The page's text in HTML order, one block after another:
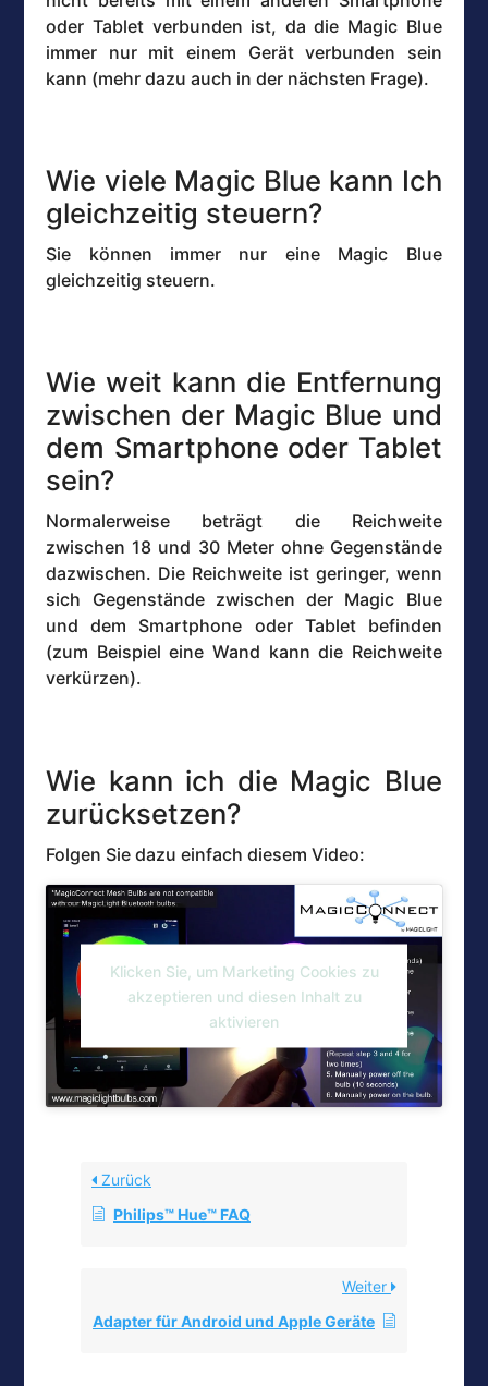
oder Tablet verbunden ist, da die Magic Blue
immer nur mit einem Gerät verbunden sein
kann (mehr dazu auch in der nächsten Frage).
Wie viele Magic Blue kann Ich
gleichzeitig steuern?
Sie können immer nur eine Magic Blue
gleichzeitig steuern.
Wie weit kann die Entfernung
zwischen der Magic Blue und
dem Smartphone oder Tablet
sein?
Normalerweise beträgt die Reichweite
zwischen 18 und 30 Meter ohne Gegenstände
dazwischen. Die Reichweite ist geringer, wenn
sich Gegenstände zwischen der Magic Blue
und dem Smartphone oder Tablet befinden
(zum Beispiel eine Wand kann die Reichweite
verkürzen).
Wie kann ich die Magic Blue
zurücksetzen?
Folgen Sie dazu einfach diesem Video:
Klicken Sie, um Marketing Cookies zu
akzeptieren und diesen Inhalt zu
aktivieren
Zurück
Philips™ Hue™ FAQ
Weiter
Adapter für Android und Apple Geräte